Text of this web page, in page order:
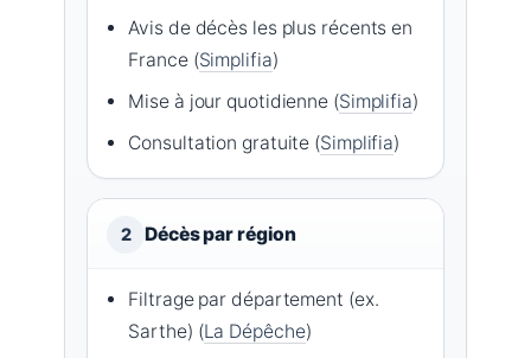
Avis de décès les plus récents en
France (Simplifia)
Mise à jour quotidienne (Simplifia)
Consultation gratuite (Simplifia)
2 Décès par région
Filtrage par département (ex.
Sarthe) (La Dépêche)